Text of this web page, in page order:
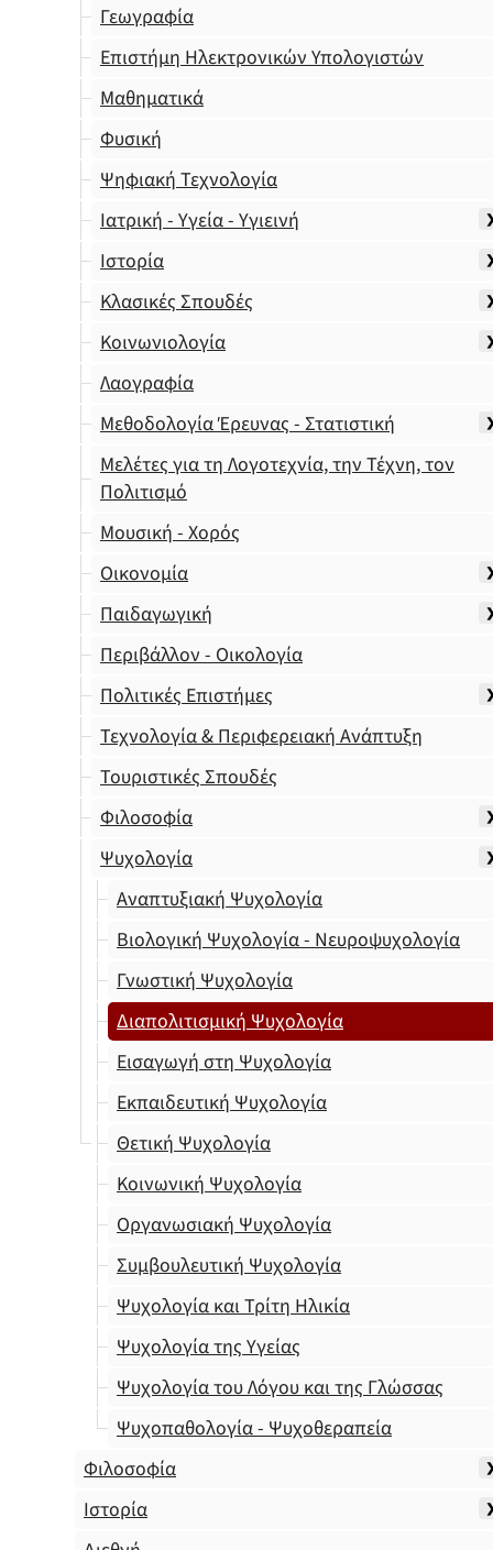
Γεωγραφία
Επιστήμη Ηλεκτρονικών Υπολογιστών
Μαθηματικά
Φυσική
Ψηφιακή Τεχνολογία
Ιατρική - Υγεία - Υγιεινή
Ιστορία
Κλασικές Σπουδές
Κοινωνιολογία
Λαογραφία
Μεθοδολογία Έρευνας - Στατιστική
Μελέτες για τη Λογοτεχνία, την Τέχνη, τον
Πολιτισμό
Μουσική - Χορός
Οικονομία
Παιδαγωγική
Περιβάλλον - Οικολογία
Πολιτικές Επιστήμες
Τεχνολογία & Περιφερειακή Ανάπτυξη
Τουριστικές Σπουδές
Φιλοσοφία
Ψυχολογία
Αναπτυξιακή Ψυχολογία
Βιολογική Ψυχολογία - Νευροψυχολογία
Γνωστική Ψυχολογία
Διαπολιτισμική Ψυχολογία
Εισαγωγή στη Ψυχολογία
Εκπαιδευτική Ψυχολογία
Θετική Ψυχολογία
Κοινωνική Ψυχολογία
Οργανωσιακή Ψυχολογία
Συμβουλευτική Ψυχολογία
Ψυχολογία και Τρίτη Ηλικία
Ψυχολογία της Υγείας
Ψυχολογία του Λόγου και της Γλώσσας
Ψυχοπαθολογία - Ψυχοθεραπεία
Φιλοσοφία
Ιστορία